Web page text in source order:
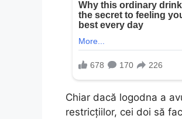
Chiar dacă logodna a
restricțiilor, cei doi să